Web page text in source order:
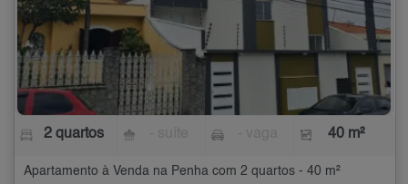
2 quartos 40 m²
Apartamento à Venda na Penha com 2 quartos - 40 m²